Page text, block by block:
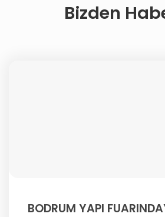
Bizden
BODRUM YAPI